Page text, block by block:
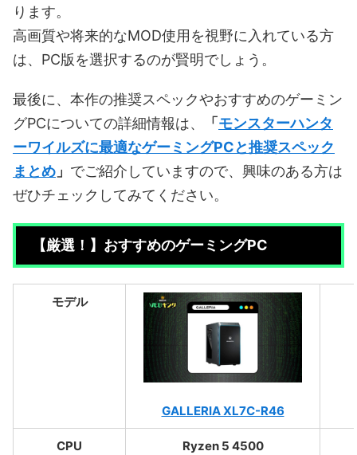
ります。
高画質や将来的なMOD使用を視野に入れている方
は、PC版を選択するのが賢明でしょう。
最後に、本作の推奨スペックやおすすめのゲーミン
グPCについての詳細情報は、
「 モンスターハンタ
ーワイルズに最適なゲーミングPCと推奨スペック
まとめ 」 でご紹介していますので、興味のある方は
ぜひチェックしてみてください。
【厳選！】おすすめのゲーミングPC
モデル
GALLERIA XL7C-R46
CPU Ryzen 5 4500